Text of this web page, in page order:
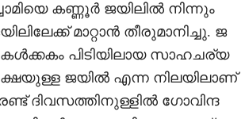
കണ്ണൂർ ജയിലിൽ നിന്നും
മാറ്റാൻ തീരുമാനിച്ചു. ജ
പിടിയിലായ സാഹചര്യ
ജയിൽ എന്ന നിലയിലാണ്
ദിവസത്തിനുള്ളിൽ ഗോവിന്ദ